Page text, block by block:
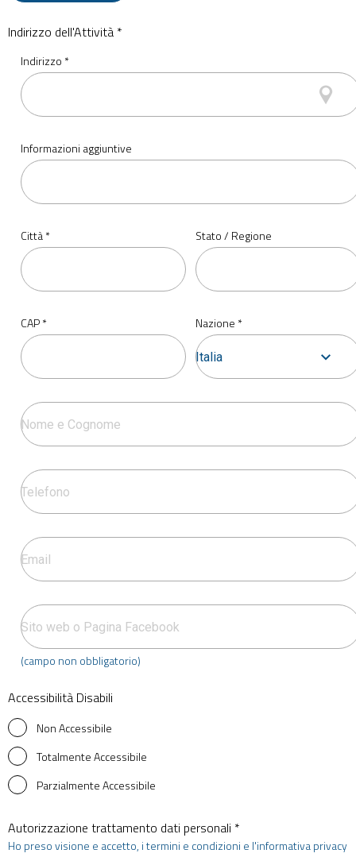
Indirizzo dell'Attività *
Indirizzo *
Informazioni aggiuntive
Città * Stato / Regione
CAP * Nazione *
Italia
(campo non obbligatorio)
Accessibilità Disabili
Non Accessibile
Totalmente Accessibile
Parzialmente Accessibile
Autorizzazione trattamento dati personali *
Ho preso visione e accetto, i termini e condizioni e l'informativa privacy